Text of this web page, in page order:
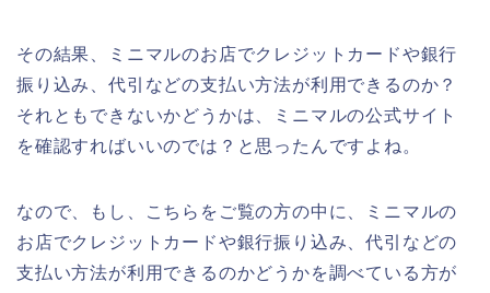
その結果、ミニマルのお店でクレジットカードや銀行
振り込み、代引などの支払い方法が利用できるのか？
それともできないかどうかは、ミニマルの公式サイト
を確認すればいいのでは？と思ったんですよね。
なので、もし、こちらをご覧の方の中に、ミニマルの
お店でクレジットカードや銀行振り込み、代引などの
支払い方法が利用できるのかどうかを調べている方が